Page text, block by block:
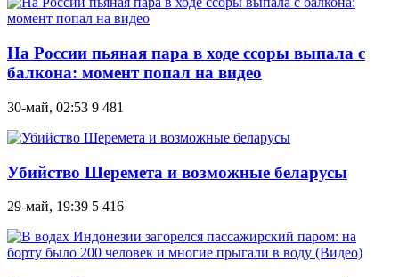
На России пьяная пара в ходе ссоры выпала с
балкона: момент попал на видео
30-май, 02:53 9 481
Убийство Шеремета и возможные беларусы
29-май, 19:39 5 416